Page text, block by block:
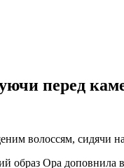
перед
волоссям, сидячи
Ора доповнила